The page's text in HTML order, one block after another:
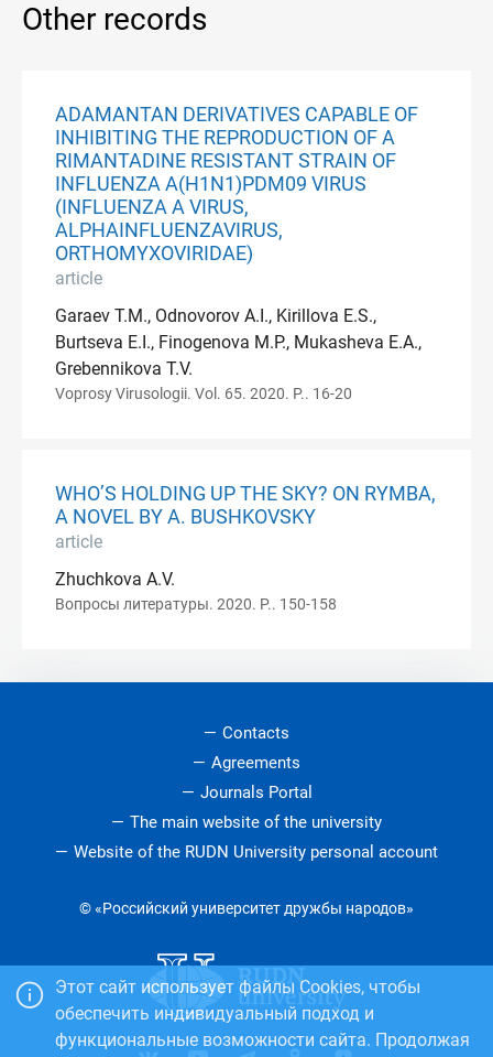
Other records
ADAMANTAN DERIVATIVES CAPABLE OF
INHIBITING THE REPRODUCTION OF A
RIMANTADINE RESISTANT STRAIN OF
INFLUENZA A(H1N1)PDM09 VIRUS
(INFLUENZA A VIRUS,
ALPHAINFLUENZAVIRUS,
ORTHOMYXOVIRIDAE)
article
Garaev T.M., Odnovorov A.I., Kirillova E.S.,
Burtseva E.I., Finogenova M.P., Mukasheva E.A.,
Grebennikova T.V.
Voprosy Virusologii. Vol. 65. 2020. P.. 16-20
WHO’S HOLDING UP THE SKY? ON RYMBA,
A NOVEL BY A. BUSHKOVSKY
article
Zhuchkova A.V.
Вопросы литературы. 2020. P.. 150-158
Contacts
Agreements
Journals Portal
The main website of the university
Website of the RUDN University personal account
© «Российский университет дружбы народов»
Этот сайт использует файлы Cookies, чтобы
обеспечить индивидуальный подход и
функциональные возможности сайта. Продолжая